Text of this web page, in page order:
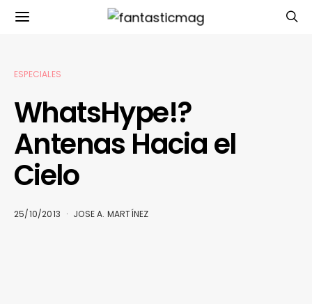
ESPECIALES
WhatsHype!?
Antenas Hacia el
Cielo
25/10/2013 JOSE A. MARTÍNEZ